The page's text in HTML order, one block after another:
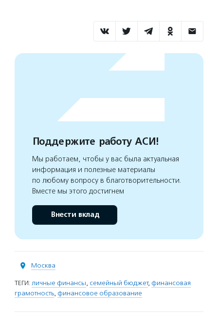
Поддержите работу АСИ!
Мы работаем, чтобы у вас была актуальная
информация и полезные материалы
по любому вопросу в благотворительности.
Вместе мы этого достигнем
Внести вклад
Москва
ТЕГИ: личные финансы, семейный бюджет, финансовая
грамотность, финансовое образование